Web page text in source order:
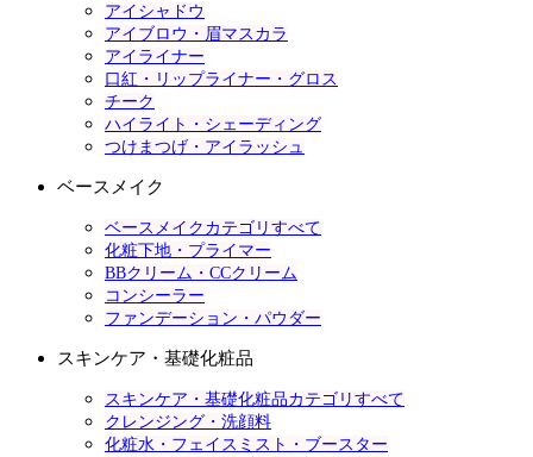
アイシャドウ
アイブロウ・眉マスカラ
アイライナー
口紅・リップライナー・グロス
チーク
ハイライト・シェーディング
つけまつげ・アイラッシュ
ベースメイク
ベースメイクカテゴリすべて
化粧下地・プライマー
BBクリーム・CCクリーム
コンシーラー
ファンデーション・パウダー
スキンケア・基礎化粧品
スキンケア・基礎化粧品カテゴリすべて
クレンジング・洗顔料
化粧水・フェイスミスト・ブースター